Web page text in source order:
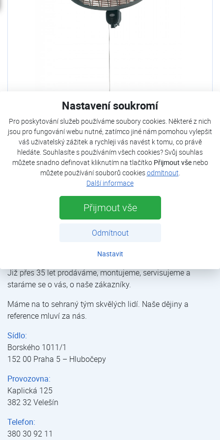
Nastavení soukromí
Pro poskytování služeb používáme soubory cookies. Některé z nich
jsou pro fungování webu nutné, zatímco jiné nám pomohou vylepšit
váš uživatelský zážitek a rychleji vás navést k tomu, co právě
hledáte. Souhlasíte s používáním všech cookies? Svůj souhlas
můžete snadno definovat kliknutím na tlačítko Přijmout všenebo
můžete používání souborů cookiesodmítnout.
Další informace
Přijmout vše
Odmítnout
Nastavit
REFREDO Infrazářič PHP 2000D
Není skladem
Stav zboží:
Nové
Frekvence:
50 Hz
Stupně tepelného výkonu:
650 - 1250 - 2000 W
Odeslat poptávku
Již přes 35 let prodáváme, montujeme, servisujeme a
staráme se o vás, o naše zákazníky.
Máme na to sehraný tým skvělých lidí. Naše dějiny a
reference mluví za nás.
Sídlo:
Borského 1011/1
152 00 Praha 5 – Hlubočepy
Provozovna:
Kaplická 125
382 32 Velešín
Telefon:
380 30 92 11